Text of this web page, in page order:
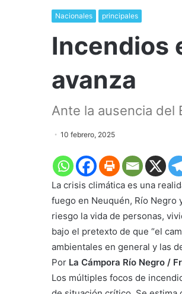
Nacionales principales
Incendios
avanza
Ante la ausencia del
10 febrero, 2025
La crisis climática es una
fuego en Neuquén, Río Negro
riesgo la vida de personas,
bajo el pretexto de que “el
ambientales en general y las
Por La Cámpora Río Negro /
Los múltiples focos de